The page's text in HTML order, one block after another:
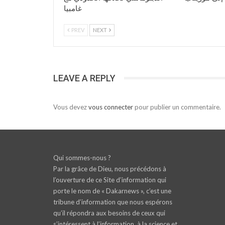
غامبيا
PREV NEXT
LEAVE A REPLY
Vous devezvous connecterpour publier un commentaire.
Qui sommes-nous ?
Par la grâce de Dieu, nous précédons à
l’ouverture de ce Site d’information qui
porte le nom de « Dakarnews », c’est une
tribune d’information que nous espérons
qu’il répondra aux besoins de ceux qui